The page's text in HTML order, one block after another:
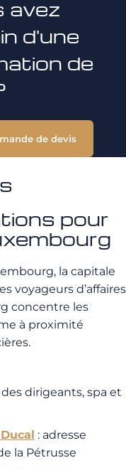
avez
d'une
de
de devis
pour
la capitale
voyageurs d’affaires
concentre les
à proximité
dirigeants, spa et
: adresse
la Pétrusse